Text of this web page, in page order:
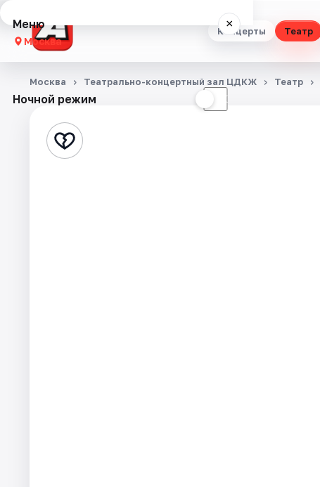
Концерты Театр
Меню ×
Москва
Концерты
Стендап
Ночной режим ☾
Москва Театрально-концертный зал ЦДКЖ Театр